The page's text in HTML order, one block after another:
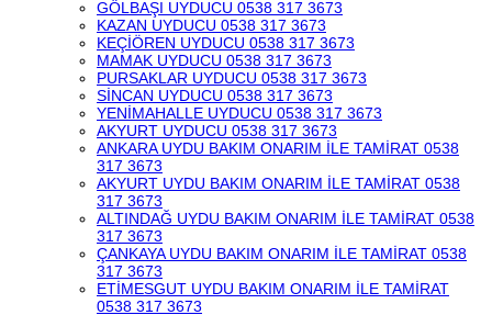
GÖLBAŞI UYDUCU 0538 317 3673
KAZAN UYDUCU 0538 317 3673
KEÇİÖREN UYDUCU 0538 317 3673
MAMAK UYDUCU 0538 317 3673
PURSAKLAR UYDUCU 0538 317 3673
SİNCAN UYDUCU 0538 317 3673
YENİMAHALLE UYDUCU 0538 317 3673
AKYURT UYDUCU 0538 317 3673
ANKARA UYDU BAKIM ONARIM İLE TAMİRAT 0538
317 3673
AKYURT UYDU BAKIM ONARIM İLE TAMİRAT 0538
317 3673
ALTINDAĞ UYDU BAKIM ONARIM İLE TAMİRAT 0538
317 3673
ÇANKAYA UYDU BAKIM ONARIM İLE TAMİRAT 0538
317 3673
ETİMESGUT UYDU BAKIM ONARIM İLE TAMİRAT
0538 317 3673